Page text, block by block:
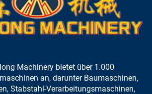
Machinery bietet über 1.000
an, darunter Baumaschinen,
Stabstahl-Verarbeitungsmaschinen,